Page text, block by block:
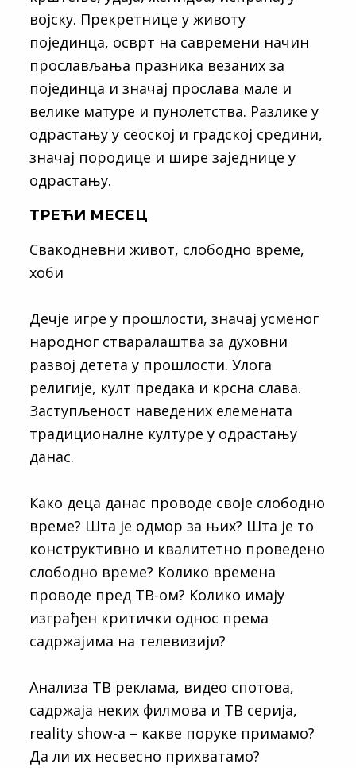
војску. Прекретнице у животу
појединца, осврт на савремени начин
прослављања празника везаних за
појединца и значај прослава мале и
велике матуре и пунолетства. Разлике у
одрастању у сеоској и градској средини,
значај породице и шире заједнице у
одрастању.
ТРЕЋИ МЕСЕЦ
Свакодневни живот, слободно време,
хоби
Дечје игре у прошлости, значај усменог
народног стваралаштва за духовни
развој детета у прошлости. Улога
религије, култ предака и крсна слава.
Заступљеност наведених елемената
традиционалне културе у одрастању
данас.
Како деца данас проводе своје слободно
време? Шта је одмор за њих? Шта је то
конструктивно и квалитетно проведено
слободно време? Колико времена
проводе пред ТВ-ом? Колико имају
изграђен критички однос према
садржајима на телевизији?
Анализа ТВ реклама, видео спотова,
садржаја неких филмова и ТВ серија,
reality show-a – какве поруке примамо?
Да ли их несвесно прихватамо?